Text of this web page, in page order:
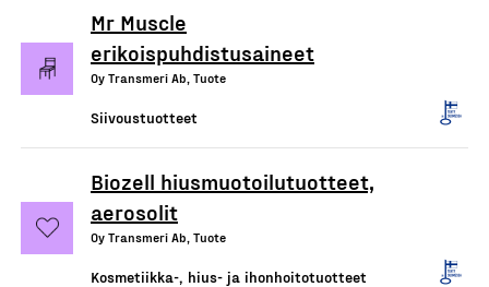
Mr Muscle
erikoispuhdistusaineet
Oy Transmeri Ab, Tuote
Siivoustuotteet
Biozell hiusmuotoilutuotteet,
aerosolit
Oy Transmeri Ab, Tuote
Kosmetiikka-, hius- ja ihonhoitotuotteet